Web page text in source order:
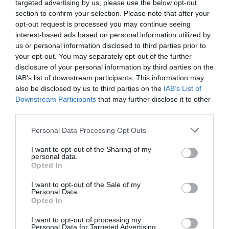
targeted advertising by us, please use the below opt-out
section to confirm your selection. Please note that after your
opt-out request is processed you may continue seeing
interest-based ads based on personal information utilized by
us or personal information disclosed to third parties prior to
your opt-out. You may separately opt-out of the further
disclosure of your personal information by third parties on the
IAB’s list of downstream participants. This information may
also be disclosed by us to third parties on the IAB’s List of
Downstream Participants that may further disclose it to other
Personal Data Processing Opt Outs
I want to opt-out of the Sharing of my
personal data.
Opted In
I want to opt-out of the Sale of my
Personal Data.
Opted In
I want to opt-out of processing my
Personal Data for Targeted Advertising.
taksówek. O najlepszych miesiącach dla
podróżnych można mówić: od marca do czerwca
oraz września i października. W tych miesiącach
temperatura jest przyjemna, a liczba turystów jest
znacznie niższa niż w szczycie sezonu letniego.
Lokalne jedzenie, noclegi i inne
praktyczne porady
Valletta oferuje wiele opcji noclegowych, w tym
hotele, hostele oraz apartamenty. Najlepsze
lokalizacje to okolice Starego Miasta oraz
promenady. Warto spróbować lokalnych specjałów,
takich jak fenek (królik), pastizzi (ciasto z serem)
czy imqaret (ciasteczka z daktylami).
Bezpieczeństwo w Valletcie jest na wysokim